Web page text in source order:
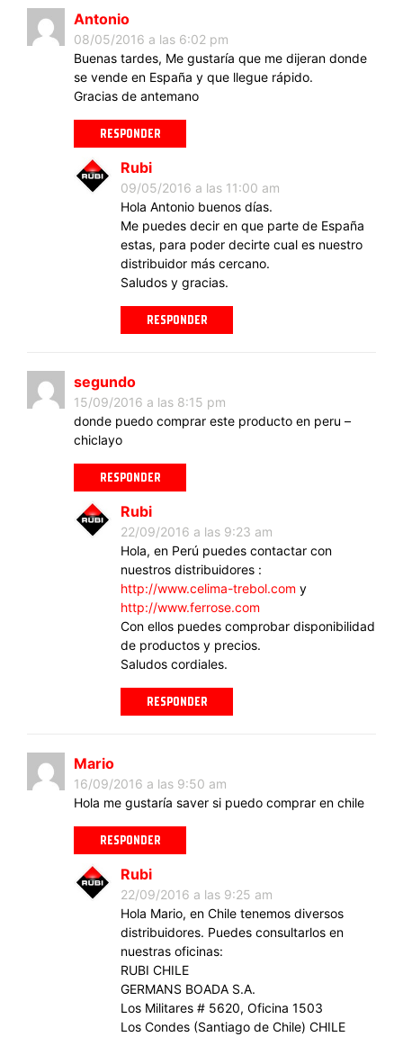
Antonio
08/05/2016 a las 6:02 pm
Buenas tardes, Me gustaría que me dijeran donde
se vende en España y que llegue rápido.
Gracias de antemano
RESPONDER
Rubi
09/05/2016 a las 11:00 am
Hola Antonio buenos días.
Me puedes decir en que parte de España
estas, para poder decirte cual es nuestro
distribuidor más cercano.
Saludos y gracias.
RESPONDER
segundo
15/09/2016 a las 8:15 pm
donde puedo comprar este producto en peru –
chiclayo
RESPONDER
Rubi
22/09/2016 a las 9:23 am
Hola, en Perú puedes contactar con
nuestros distribuidores :
http://www.celima-trebol.com y
http://www.ferrose.com
Con ellos puedes comprobar disponibilidad
de productos y precios.
Saludos cordiales.
RESPONDER
Mario
16/09/2016 a las 9:50 am
Hola me gustaría saver si puedo comprar en chile
RESPONDER
Rubi
22/09/2016 a las 9:25 am
Hola Mario, en Chile tenemos diversos
distribuidores. Puedes consultarlos en
nuestras oficinas:
RUBI CHILE
GERMANS BOADA S.A.
Los Militares # 5620, Oficina 1503
Los Condes (Santiago de Chile) CHILE